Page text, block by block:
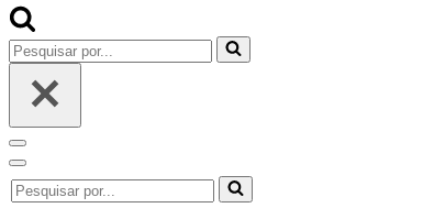
Pesquisar
por...
Menu
de
navegação
Menu
de
navegação
Pesquisar
por...